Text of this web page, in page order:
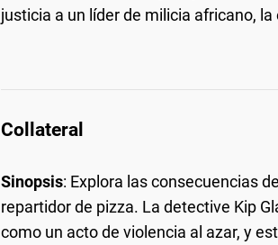
justicia a un líder de milicia africano,
Collateral
Sinopsis: Explora las consecuencias
repartidor de pizza. La detective Kip
como un acto de violencia al azar, y